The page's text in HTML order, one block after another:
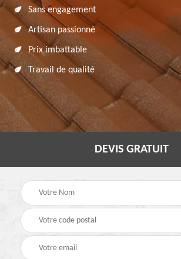
Sans engagement
Artisan passionné
Prix imbattable
Travail de qualité
DEVIS GRATUIT